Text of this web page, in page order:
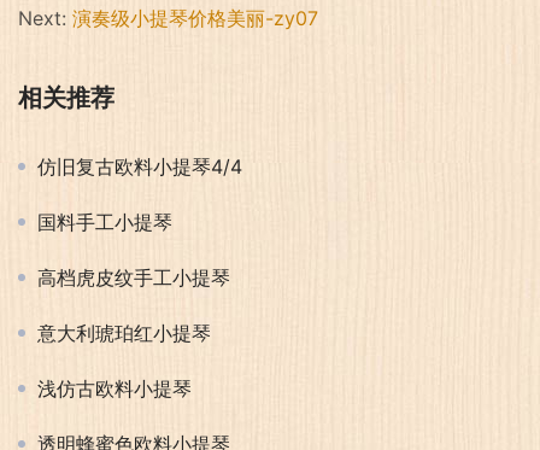
Next: 演奏级小提琴价格美丽-zy07
相关推荐
仿旧复古欧料小提琴4/4
国料手工小提琴
高档虎皮纹手工小提琴
意大利琥珀红小提琴
浅仿古欧料小提琴
透明蜂蜜色欧料小提琴